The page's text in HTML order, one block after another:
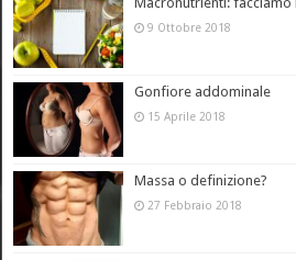
9 Ottobre 2018
Gonfiore addominale
15 Aprile 2018
Massa o definizione?
27 Febbraio 2018